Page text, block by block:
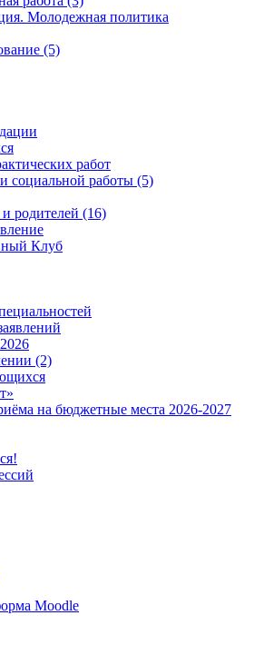
Молодежная политика
(5)
работ
социальной работы (5)
родителей (16)
Клуб
(2)
на бюджетные места 2026-2027
Moodle